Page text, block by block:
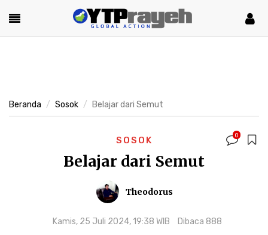
Beranda Sosok Belajar dari Semut
SOSOK 0
Belajar dari Semut
Theodorus
Kamis, 25 Juli 2024, 19:38 WIB Dibaca 888